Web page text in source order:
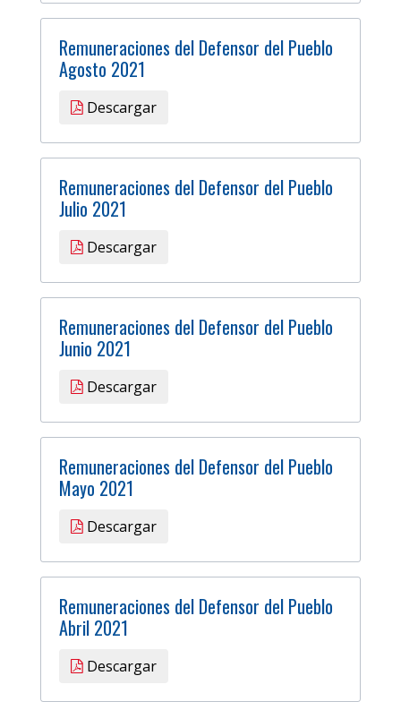
Remuneraciones del Defensor del Pueblo
Agosto 2021
Descargar
Remuneraciones del Defensor del Pueblo
Julio 2021
Descargar
Remuneraciones del Defensor del Pueblo
Junio 2021
Descargar
Remuneraciones del Defensor del Pueblo
Mayo 2021
Descargar
Remuneraciones del Defensor del Pueblo
Abril 2021
Descargar